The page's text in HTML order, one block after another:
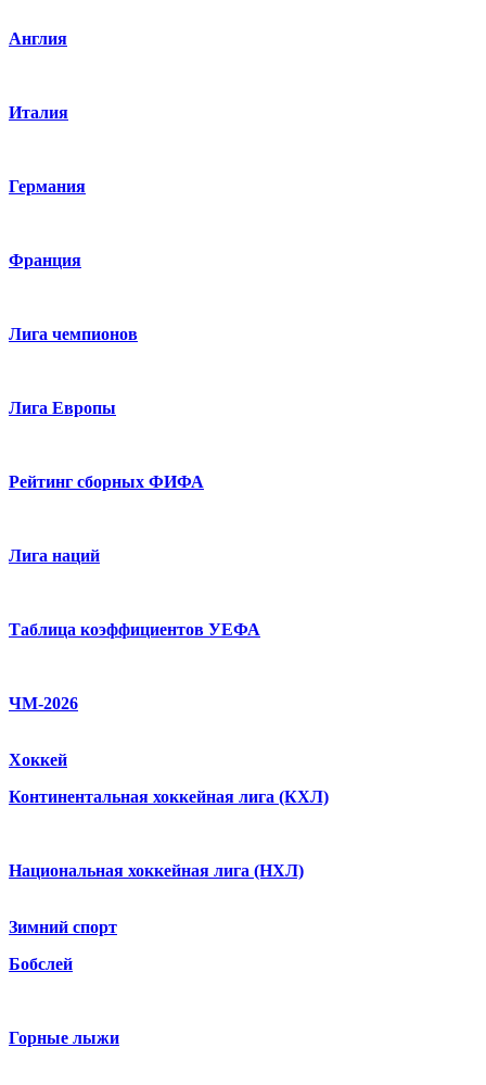
Англия
Италия
Германия
Франция
Лига чемпионов
Лига Европы
Рейтинг сборных ФИФА
Лига наций
Таблица коэффициентов УЕФА
ЧМ-2026
Хоккей
Континентальная хоккейная лига (КХЛ)
Национальная хоккейная лига (НХЛ)
Зимний спорт
Бобслей
Горные лыжи